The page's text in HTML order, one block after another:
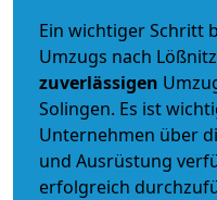
Ein wichtiger Schritt
Umzugs nach
zuverlässigen
Solingen. Es ist
Unternehmen über
und Ausrüstung
erfolgreich